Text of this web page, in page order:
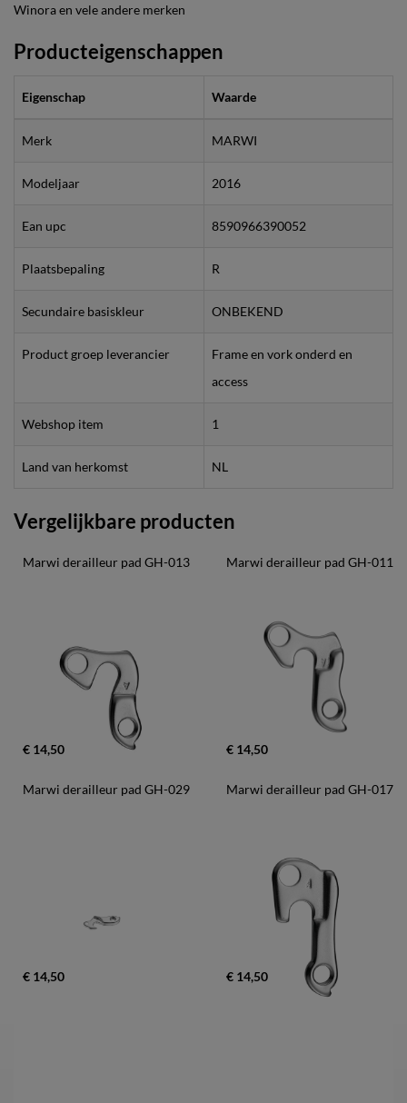
Winora en vele andere merken
Producteigenschappen
Eigenschap Waarde
Merk MARWI
Modeljaar 2016
Ean upc 8590966390052
Plaatsbepaling R
Secundaire basiskleur ONBEKEND
Product groep leverancier
Frame en vork onderd en
access
Webshop item 1
Land van herkomst NL
Vergelijkbare producten
Marwi derailleur pad GH-013
€ 14,50
Marwi derailleur pad GH-011
€ 14,50
Marwi derailleur pad GH-029
€ 14,50
Marwi derailleur pad GH-017
€ 14,50